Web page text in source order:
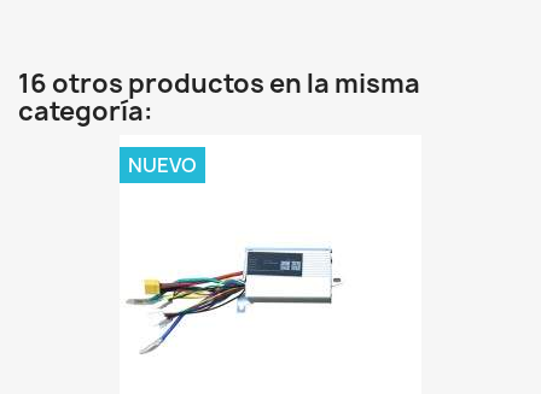
16 otros productos en la misma
categoría:
NUEVO